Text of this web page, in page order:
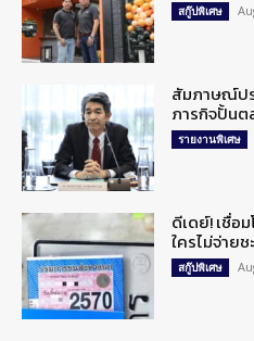
สกู๊ปพิเศษ
สัมภาษณ์ป
ภารกิจปั้นต
รายงานพิเศษ
ดีเดย์! เชื่อ
ใครไม่จ่าย
สกู๊ปพิเศษ